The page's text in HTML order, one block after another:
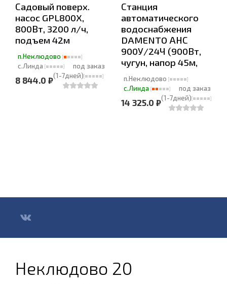
Садовый поверх.
насос GPL800X,
800Вт, 3200 л/ч,
подъем 42м
п.Неклюдово
с.Линда
под заказ
(1-7дней)
8 844.0 ₽
Станция
автоматического
водоснабжения
DAMENTO АНС
900У/24Ч (900Вт,
чугун, напор 45м,
п.Неклюдово
с.Линда
под заказ
(1-7дней)
14 325.0 ₽
Неклюдово 20